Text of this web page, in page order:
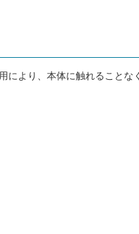
により、本体に触れることな